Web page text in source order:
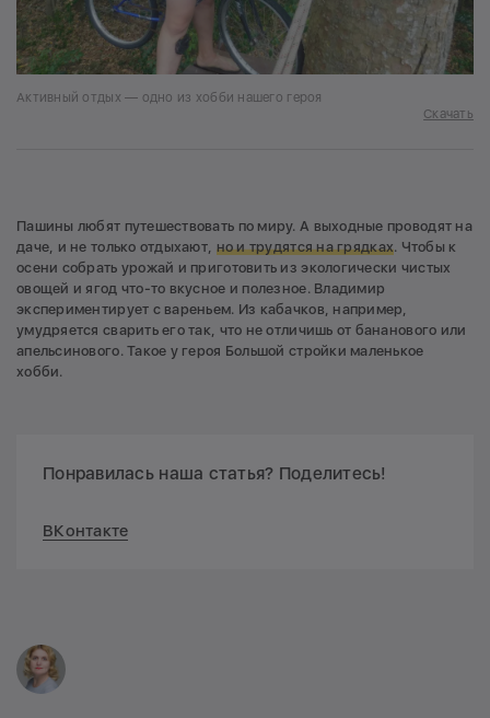
Активный отдых — одно из хобби нашего героя
Скачать
Пашины любят путешествовать по миру. А выходные проводят на
даче, и не только отдыхают, но и трудятся на грядках. Чтобы к
осени собрать урожай и приготовить из экологически чистых
овощей и ягод что-то вкусное и полезное. Владимир
экспериментирует с вареньем. Из кабачков, например,
умудряется сварить его так, что не отличишь от бананового или
апельсинового. Такое у героя Большой стройки маленькое
хобби.
Понравилась наша статья? Поделитесь!
ВКонтакте